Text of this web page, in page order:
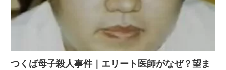
つくば母子殺人事件｜エリート医師がなぜ？望ま